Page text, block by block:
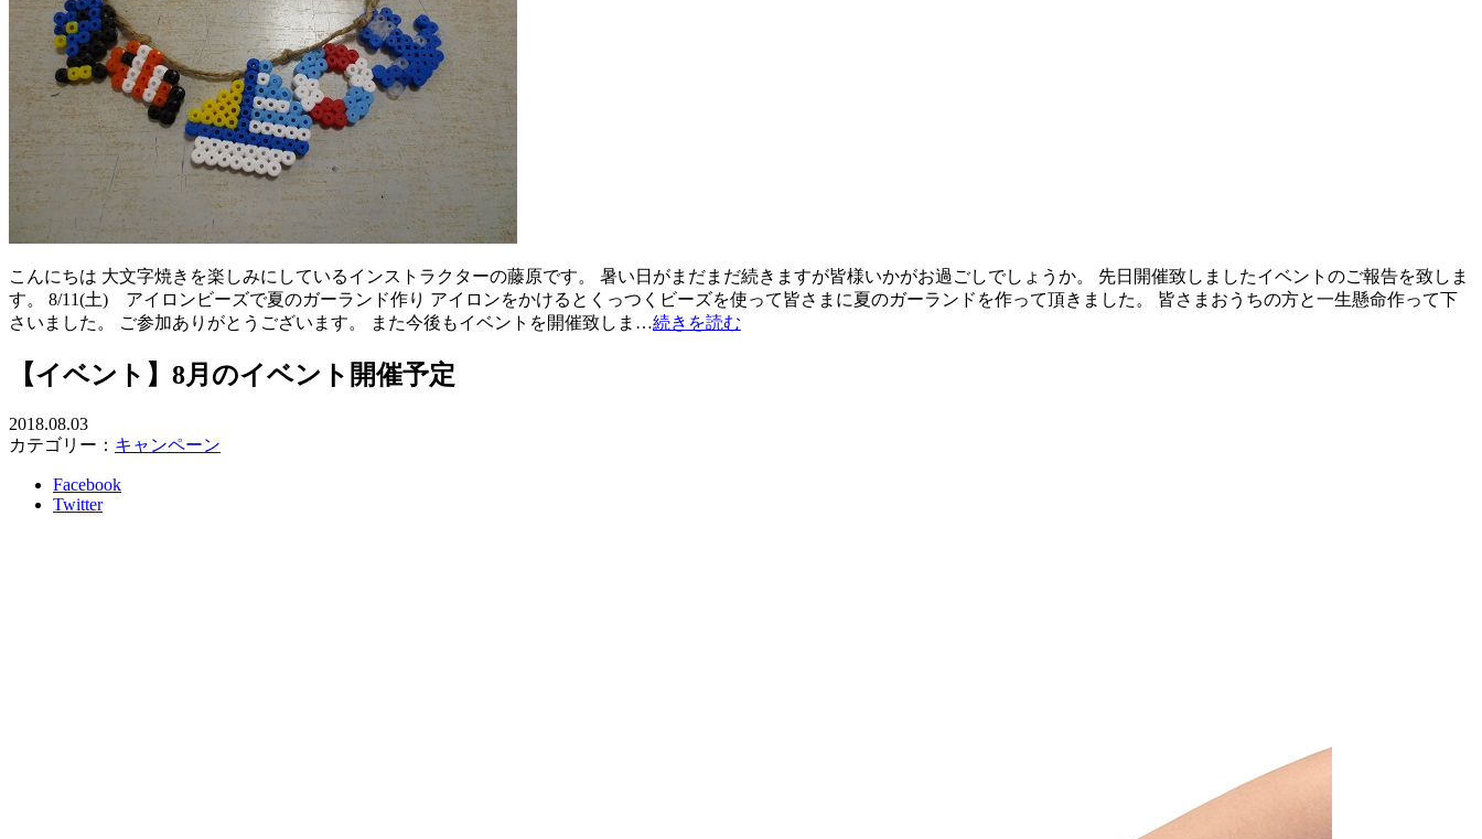
こんにちは 大文字焼きを楽しみにしているインストラクターの藤原です。 暑い日がまだまだ続きますが皆様いかがお過ごしでしょうか。 先日開催致しましたイベントのご報告を致しま
す。 8/11(土) アイロンビーズで夏のガーランド作り アイロンをかけるとくっつくビーズを使って皆さまに夏のガーランドを作って頂きました。 皆さまおうちの方と一生懸命作って下
さいました。 ご参加ありがとうございます。 また今後もイベントを開催致しま…続きを読む
【イベント】8月のイベント開催予定
2018.08.03
カテゴリー： キャンペーン
Facebook
Twitter